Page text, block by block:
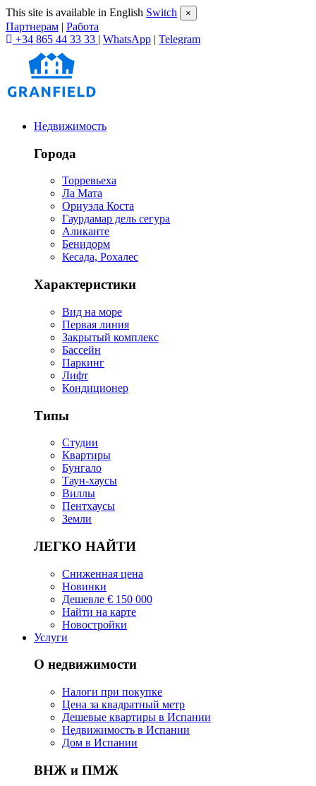
This site is available in English Switch ×
Партнерам | Работа
+34 865 44 33 33 | WhatsApp | Telegram
Недвижимость
Города
Торревьеха
Ла Мата
Ориуэла Коста
Гаурдамар дель сегура
Аликанте
Бенидорм
Кесада, Рохалес
Характеристики
Вид на море
Первая линия
Закрытый комплекс
Бассейн
Паркинг
Лифт
Кондиционер
Типы
Студии
Квартиры
Бунгало
Таун-хаусы
Виллы
Пентхаусы
Земли
ЛЕГКО НАЙТИ
Сниженная цена
Новинки
Дешевле € 150 000
Найти на карте
Новостройки
Услуги
О недвижимости
Налоги при покупке
Цена за квадратный метр
Дешевые квартиры в Испании
Hедвижимость в Испании
Дом в Испании
ВНЖ и ПМЖ